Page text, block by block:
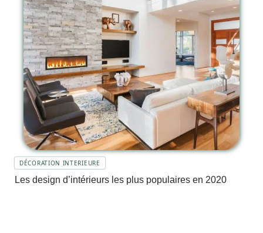
DÉCORATION INTERIEURE
Les design d’intérieurs les plus populaires en 2020